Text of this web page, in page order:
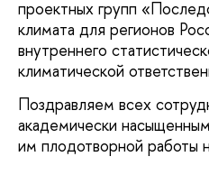
проектных групп
климата для регионов
внутреннего
климатической
Поздравляем всех
академически
им плодотворной работы